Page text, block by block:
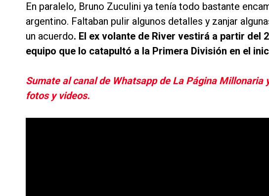
En paralelo, Bruno Zuculini ya tenía todo bastante
argentino. Faltaban pulir algunos detalles y zanjar
un acuerdo. El ex volante de River vestirá a partir del
equipo que lo catapultó a la Primera División en el
Sumate al canal de Whatsapp de La Página
fotos y videos.